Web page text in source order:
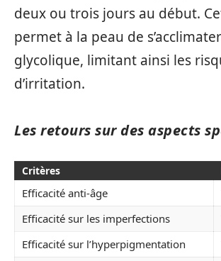
deux ou trois jours au début.
permet à la peau de s’acclimater
glycolique, limitant ainsi les
d’irritation.
Les retours sur des aspects
Critères
Efficacité anti-âge
Efficacité sur les imperfections
Efficacité sur l’hyperpigmentation